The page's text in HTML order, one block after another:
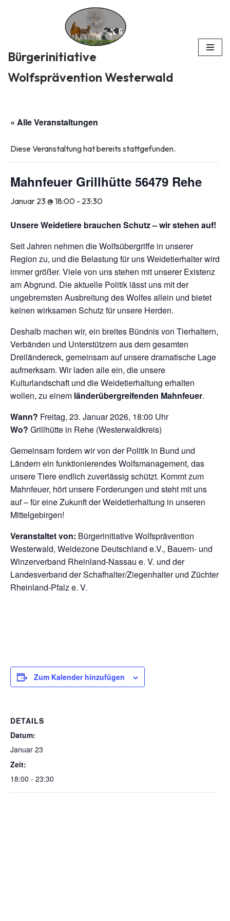
springen
Bürgerinitiative
Wolfsprävention Westerwald
« Alle Veranstaltungen
Diese Veranstaltung hat bereits stattgefunden.
Mahnfeuer Grillhütte 56479 Rehe
Januar 23 @ 18:00 - 23:30
Unsere Weidetiere brauchen Schutz – wir stehen auf!
Seit Jahren nehmen die Wolfsübergriffe in unserer
Region zu, und die Belastung für uns Weidetierhalter wird
immer größer. Viele von uns stehen mit unserer Existenz
am Abgrund. Die aktuelle Politik lässt uns mit der
ungebremsten Ausbreitung des Wolfes allein und bietet
keinen wirksamen Schutz für unsere Herden.
Deshalb machen wir, ein breites Bündnis von Tierhaltern,
Verbänden und Unterstützern aus dem gesamten
Dreiländereck, gemeinsam auf unsere dramatische Lage
aufmerksam. Wir laden alle ein, die unsere
Kulturlandschaft und die Weidetierhaltung erhalten
wollen, zu einem länderübergreifenden Mahnfeuer.
Wann? Freitag, 23. Januar 2026, 18:00 Uhr
Wo? Grillhütte in Rehe (Westerwaldkreis)
Gemeinsam fordern wir von der Politik in Bund und
Ländern ein funktionierendes Wolfsmanagement, das
unsere Tiere endlich zuverlässig schützt. Kommt zum
Mahnfeuer, hört unsere Forderungen und steht mit uns
auf – für eine Zukunft der Weidetierhaltung in unseren
Mittelgebirgen!
Veranstaltet von: Bürgerinitiative Wolfsprävention
Westerwald, Weidezone Deutschland e.V., Bauern- und
Winzerverband Rheinland-Nassau e. V. und der
Landesverband der Schafhalter/Ziegenhalter und Züchter
Rheinland-Pfalz e. V.
Zum Kalender hinzufügen
DETAILS
Datum:
Januar 23
Zeit:
18:00 - 23:30